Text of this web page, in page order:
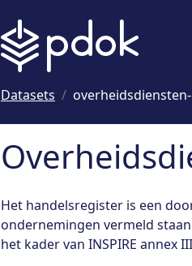
Datasets
Het handelsregister is een
ondernemingen vermeld
het kader van INSPIRE annex